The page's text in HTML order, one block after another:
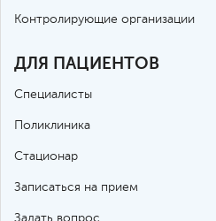
Контролирующие организации
ДЛЯ ПАЦИЕНТОВ
Специалисты
Поликлиника
Стационар
Записаться на прием
Задать вопрос